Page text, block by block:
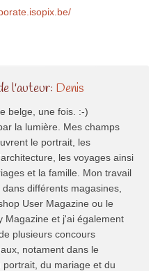
l'auteur: Denis
belge, une fois. :-)
la lumière. Mes champs
le portrait, les
les voyages ainsi
et la famille. Mon travail
différents magasines,
User Magazine ou le
Magazine et j'ai également
plusieurs concours
notament dans le
portrait, du mariage et du